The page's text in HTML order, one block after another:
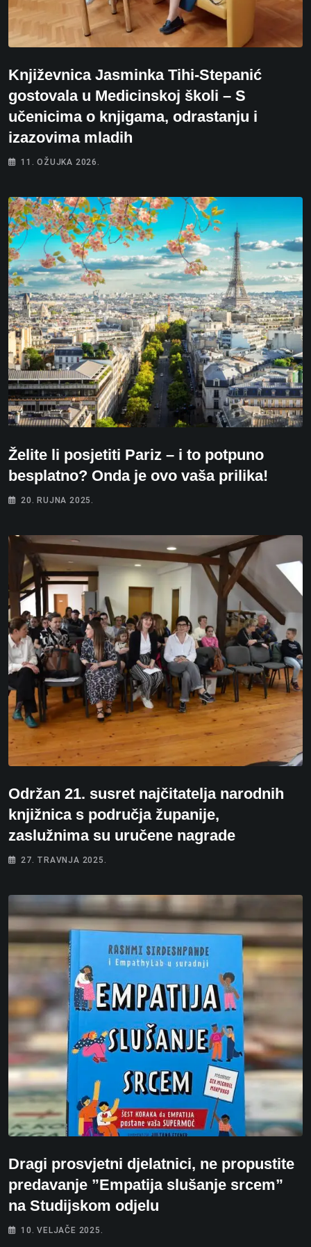
Književnica Jasminka Tihi-Stepanić
gostovala u Medicinskoj školi – S
učenicima o knjigama, odrastanju i
izazovima mladih
11. OŽUJKA 2026.
Želite li posjetiti Pariz – i to potpuno
besplatno? Onda je ovo vaša prilika!
20. RUJNA 2025.
Održan 21. susret najčitatelja narodnih
knjižnica s područja županije,
zaslužnima su uručene nagrade
27. TRAVNJA 2025.
Dragi prosvjetni djelatnici, ne propustite
predavanje ”Empatija slušanje srcem”
na Studijskom odjelu
10. VELJAČE 2025.